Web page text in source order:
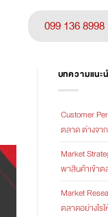
099 136 8998
บทความแนะ
Customer
ตลาด ต่างจา
Market
พาสินค้าเข้าต
Market
ตลาดอย่างไร